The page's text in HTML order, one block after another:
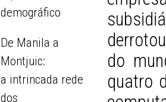
demográfico
De Manila a
Montjuic:
a intrincada rede
dos
do
quatro